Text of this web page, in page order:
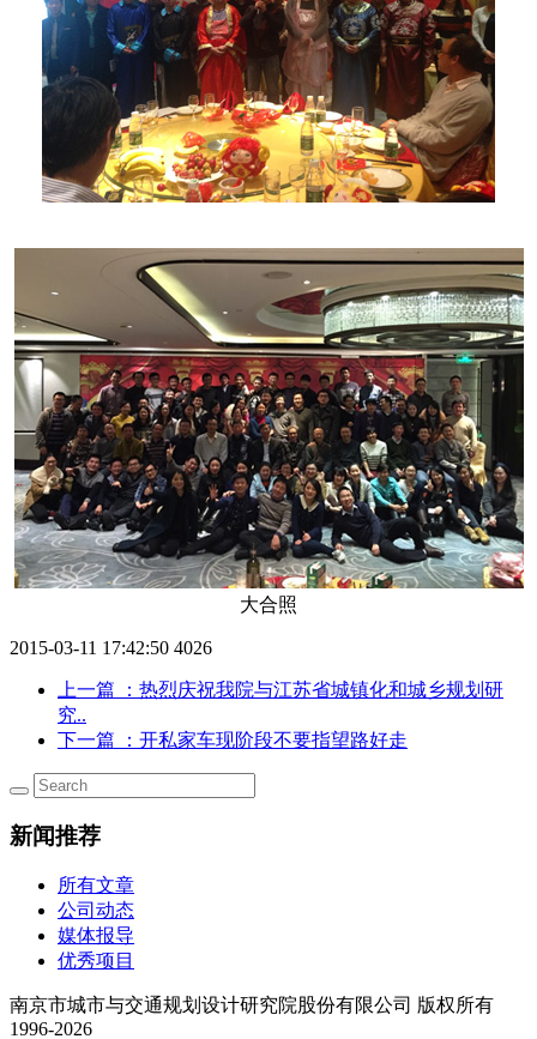
大合照
2015-03-11 17:42:50 4026
上一篇
：热烈庆祝我院与江苏省城镇化和城乡规划研
究..
下一篇
：开私家车现阶段不要指望路好走
新闻推荐
所有文章
公司动态
媒体报导
优秀项目
南京市城市与交通规划设计研究院股份有限公司 版权所有
1996-2026